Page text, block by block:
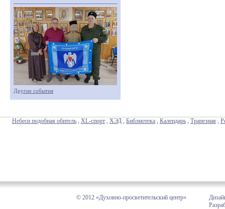
Другие события
Небеси подобная обитель , XL-спорт , ХЭД , Библиотека , Календарь , Трапезная ,
© 2012 «Духовно-просветительский центр»